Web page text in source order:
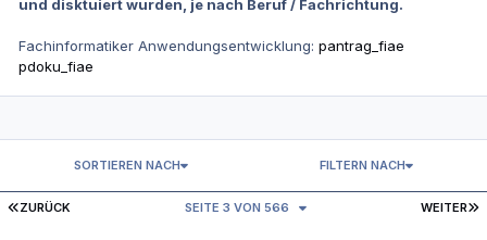
und disktuiert wurden, je nach Beruf / Fachrichtung.
Fachinformatiker Anwendungsentwicklung: pantrag_fiae
pdoku_fiae
ERSTE SEITE
ZURÜCK WEITER
SEITE 3 VON 566
SORTIEREN NACH FILTERN NACH